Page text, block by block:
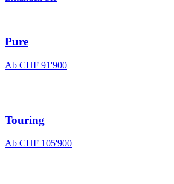
Pure
Ab CHF 91'900
Touring
Ab CHF 105'900